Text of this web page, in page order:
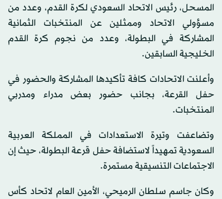
المسحل، رئيس الاتحاد السعودي لكرة القدم، وعدد من
مسؤولي الاتحاد وممثلين عن المنتخبات الثمانية
المشاركة في البطولة، وعدد من نجوم كرة القدم
الخليجية السابقين.
وأعلنت الاتحادات كافة تأكيدها المشاركة والحضور في
حفل القرعة، بجانب حضور بعض مدراء ومدربي
المنتخبات.
وتضاعفت وتيرة الاستعدادات في المملكة العربية
السعودية تمهيداً لاستضافة حفل قرعة البطولة، حيث إن
الاجتماعات التنسيقية مستمرة.
وكان جاسم سلطان الرميحي، الأمين العام لاتحاد كأس